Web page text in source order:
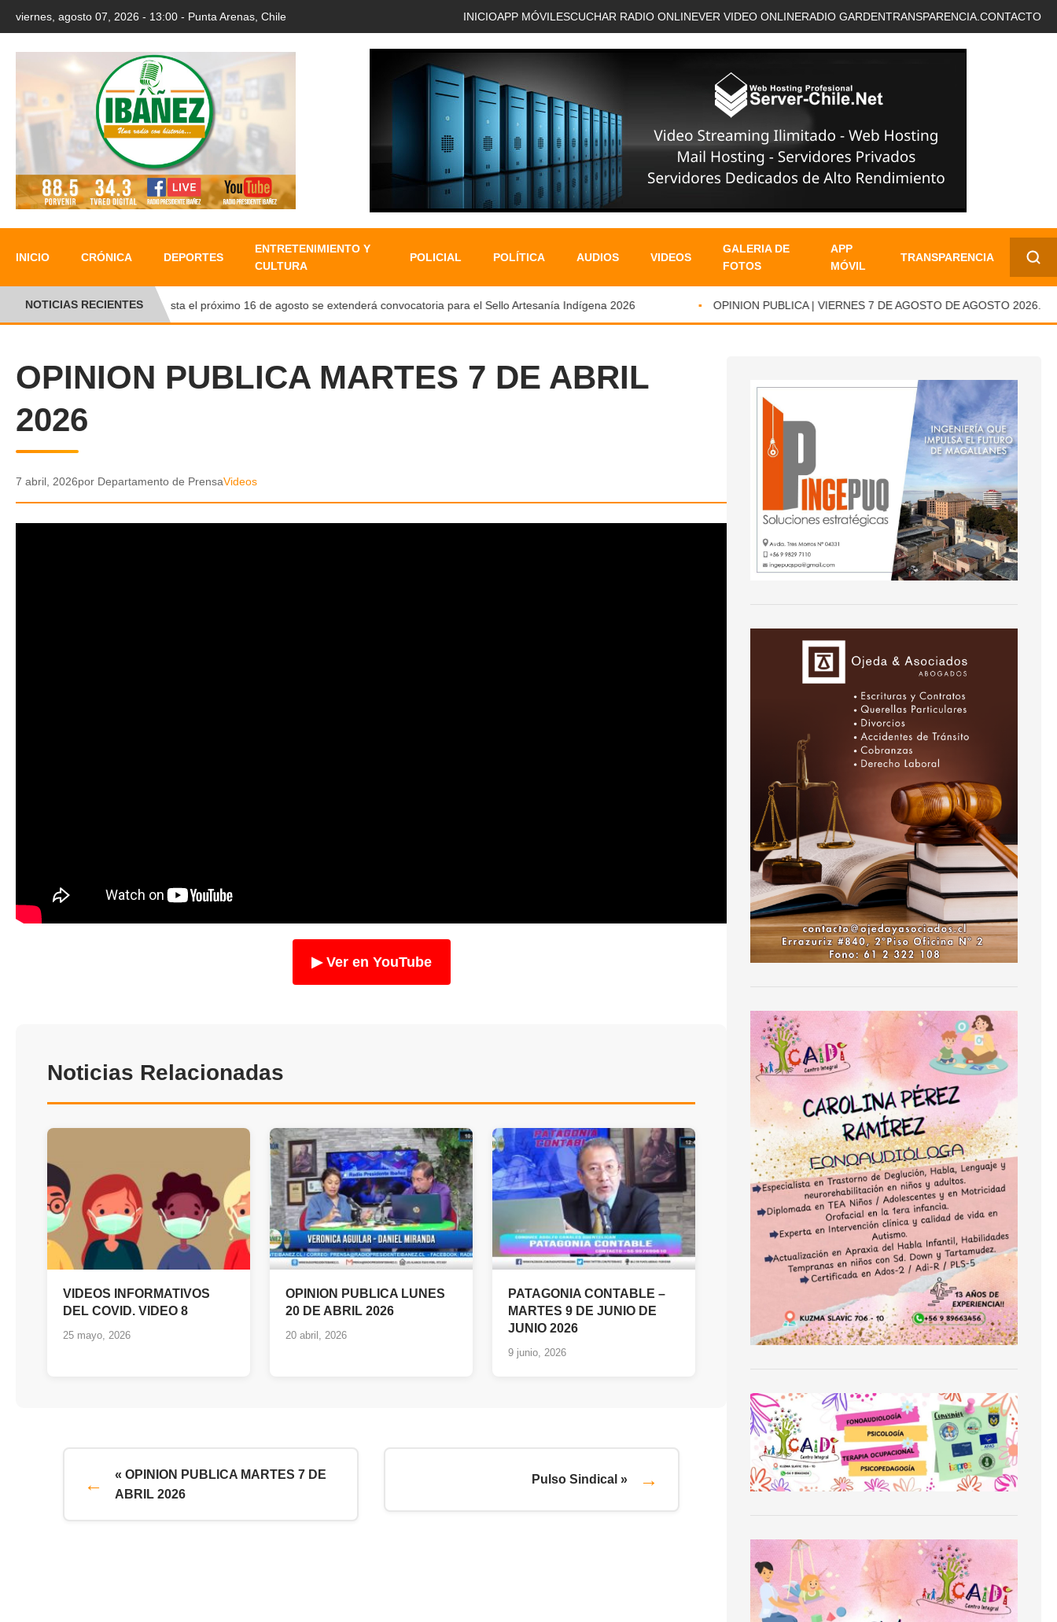
viernes, agosto 07, 2026 - 13:00 - Punta Arenas, Chile INICIOAPP MÓVIL ESCUCHAR RADIO ONLINEVER VIDEO ONLINERADIO GARDENTRANSPARENCIA. CONTACTO
INICIO CRÓNICA DEPORTES
ENTRETENIMIENTO Y
CULTURA
POLICIAL POLÍTICA AUDIOS VIDEOS
GALERIA DE
FOTOS
APP
MÓVIL
TRANSPARENCIA
✕
NOTICIAS RECIENTESHasta el próximo 16 de agosto se extenderá convocatoria para el Sello Artesanía Indígena 2026 OPINION PUBLICA | VIERNES 7 DE AGOSTO DE AGOSTO 2026.
OPINION PUBLICA MARTES 7 DE ABRIL
2026
7 abril, 2026por Departamento de PrensaVideos
▶ Ver en YouTube
Noticias Relacionadas
VIDEOS INFORMATIVOS
DEL COVID. VIDEO 8
25 mayo, 2026
OPINION PUBLICA LUNES
20 DE ABRIL 2026
20 abril, 2026
PATAGONIA CONTABLE –
MARTES 9 DE JUNIO DE
JUNIO 2026
9 junio, 2026
« OPINION PUBLICA MARTES 7 DE
ABRIL 2026
Pulso Sindical »